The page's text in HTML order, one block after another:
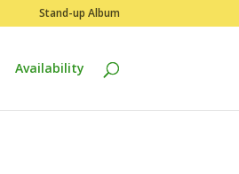
Stand-up Album
Availability